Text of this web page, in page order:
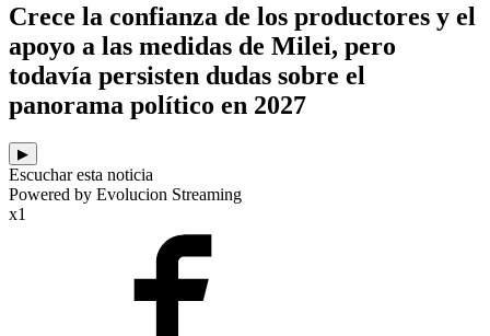
Crece la confianza de los productores y el
apoyo a las medidas de Milei, pero
todavía persisten dudas sobre el
panorama político en 2027
▶
Escuchar esta noticia
Powered by Evolucion Streaming
x1